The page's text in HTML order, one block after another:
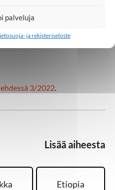
palveluja
ja rekisteriseloste
antamaan heille
meillä ei ole, mutta me
3/2022
Lisää aiheesta
Etiopia